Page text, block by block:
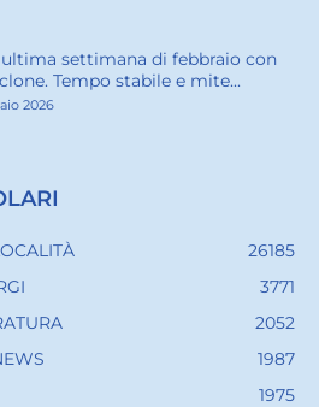
settimana di febbraio con
Tempo stabile e mite...
2026
26185
3771
2052
1987
1975